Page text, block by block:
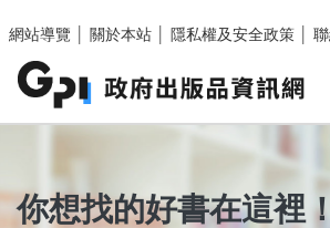
網站導覽
關於本站 隱私權及安全政策
你想找的好書在這裡！